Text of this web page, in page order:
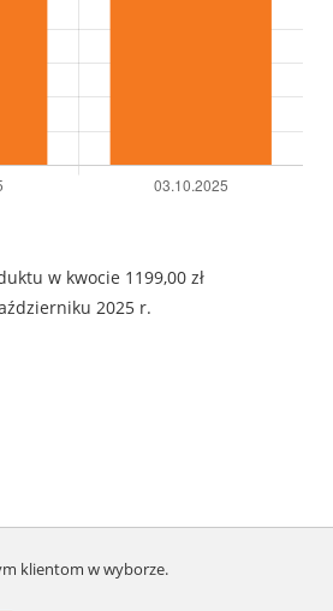
w kwocie 1199,00 zł
2025 r.
klientom w wyborze.